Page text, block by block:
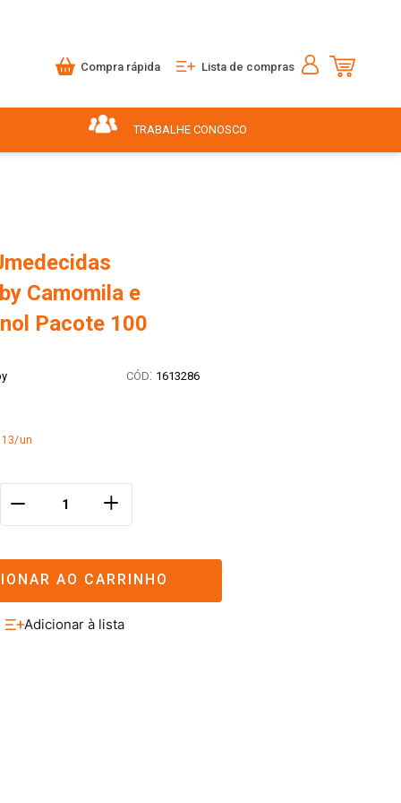
Compra rápida Lista de compras
TRABALHE CONOSCO
Camomila e
Pacote 100
: 1613286
un
＋
AO CARRINHO